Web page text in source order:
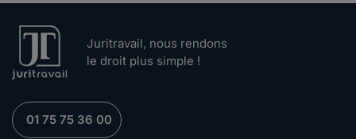
Juritravail, nous rendons
le droit plus simple !
01 75 75 36 00